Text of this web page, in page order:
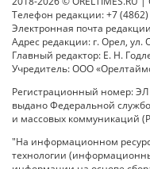
Телефон редакции: +7
Электронная почта
Адрес редакции: г. Орел, ул.
Главный редактор: Е. Н.
Учредитель: ООО
Регистрационный номер: ЭЛ
выдано Федеральной
и массовых коммуникаций
"На информационном
технологии